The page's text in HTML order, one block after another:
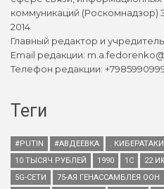
коммуникаций (Роскомнадзор)
2014
Главный редактор и
Email редакции:
Телефон редакции:
Теги
#PUTIN #АВДЕЕВКА . КИБЕРАТАКИ
10 ТЫСЯЧ РУБЛЕЙ
1990 1С 22
5G-СЕТИ
75-АЯ ГЕНАССАМБЛЕЯ ООН